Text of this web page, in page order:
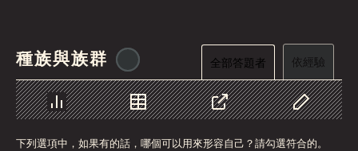
種族與族群 全部答題者 依經驗
圖表 資料 分享
自訂資料
下列選項中，如果有的話，哪個可以用來形容自己？請勾選符合的。